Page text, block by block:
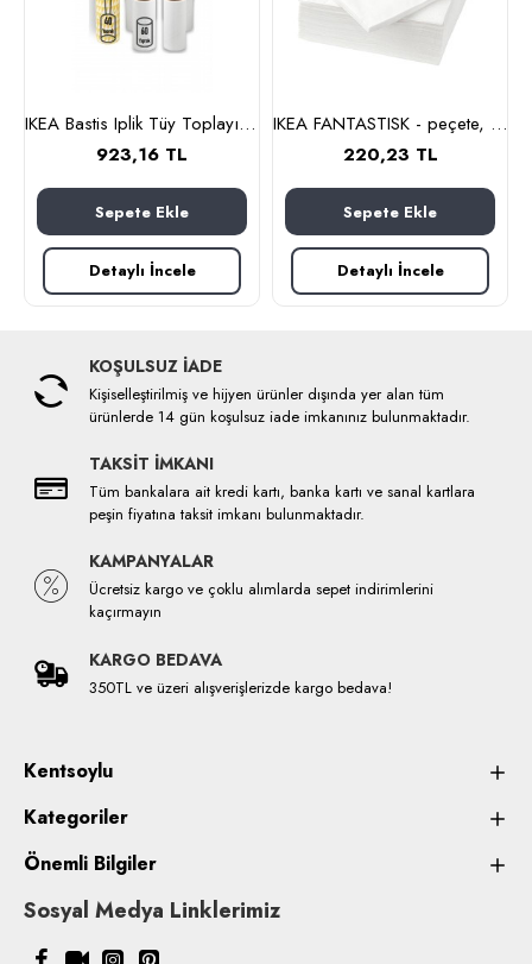
IKEA Bastis Iplik Tüy Toplayıcı Rulo Ve 12 Adet Yedek Paket Kartuş
923,16 TL
Sepete Ekle
Detaylı İncele
IKEA FANTASTISK - peçete, 24x24 cm (beyaz)
220,23 TL
Sepete Ekle
Detaylı İncele
KOŞULSUZ İADE
Kişiselleştirilmiş ve hijyen ürünler dışında yer alan tüm
ürünlerde 14 gün koşulsuz iade imkanınız bulunmaktadır.
TAKSİT İMKANI
Tüm bankalara ait kredi kartı, banka kartı ve sanal kartlara
peşin fiyatına taksit imkanı bulunmaktadır.
KAMPANYALAR
Ücretsiz kargo ve çoklu alımlarda sepet indirimlerini
kaçırmayın
KARGO BEDAVA
350TL ve üzeri alışverişlerizde kargo bedava!
Kentsoylu
Kategoriler
Önemli Bilgiler
Sosyal Medya Linklerimiz